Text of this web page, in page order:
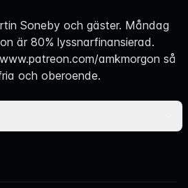
Soneby och gäster. Måndag
är 80% lyssnarfinansierad.
www.patreon.com/amkmorgon så
och oberoende.